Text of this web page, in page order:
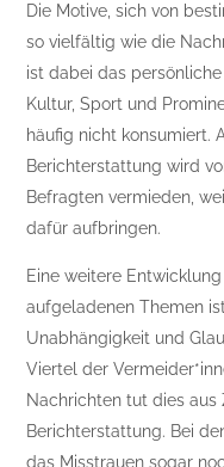
Die Motive, sich von
so vielfältig wie die
ist dabei das
Kultur, Sport und
häufig nicht konsumiert.
Berichterstattung wird
Befragten vermieden,
dafür aufbringen.
Eine weitere
aufgeladenen Themen
Unabhängigkeit und
Viertel der
Nachrichten tut dies
Berichterstattung. Bei
das Misstrauen sogar